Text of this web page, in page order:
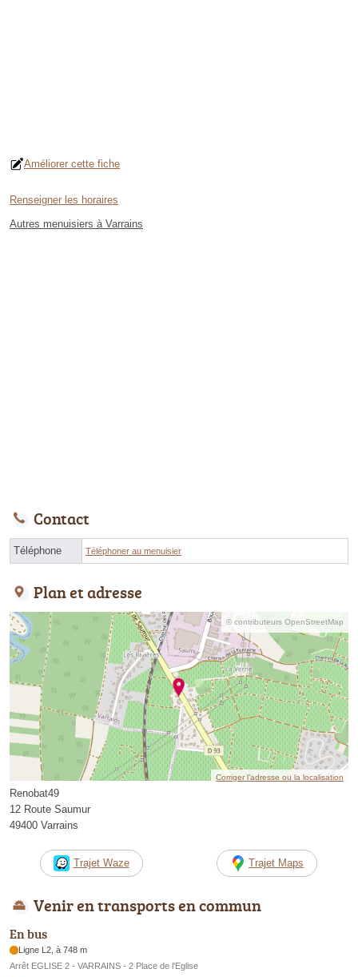
Améliorer cette fiche
Renseigner les horaires
Autres menuisiers à Varrains
Contact
Téléphone Téléphoner au menuisier
Plan et adresse
© contributeurs OpenStreetMap
Corriger l’adresse ou la localisation
Renobat49
12 Route Saumur
49400 Varrains
Trajet Waze Trajet Maps
Venir en transports en commun
En bus
Ligne L2, à 748 m
Arrêt EGLISE 2 - VARRAINS - 2 Place de l'Eglise